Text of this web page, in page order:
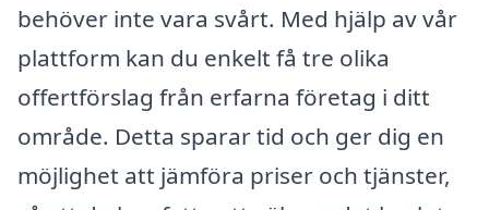
behöver inte vara svårt. Med hjälp av vår
plattform kan du enkelt få tre olika
offertförslag från erfarna företag i ditt
område. Detta sparar tid och ger dig en
möjlighet att jämföra priser och tjänster,